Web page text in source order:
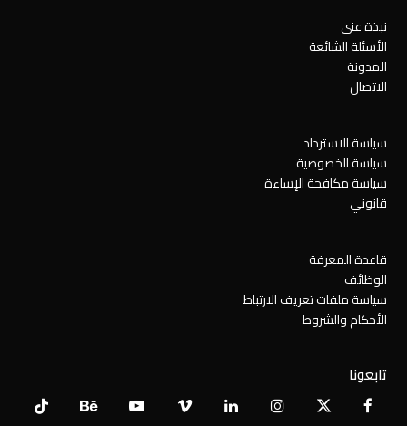
نبذة عني
الأسئلة الشائعة
المدونة
الاتصال
سياسة الاسترداد
سياسة الخصوصية
سياسة مكافحة الإساءة
قانوني
قاعدة المعرفة
الوظائف
سياسة ملفات تعريف الارتباط
الأحكام والشروط
تابعونا
Facebook
X
Instagram
LinkedIn
Vimeo
YouTube
Behance
Tiktok